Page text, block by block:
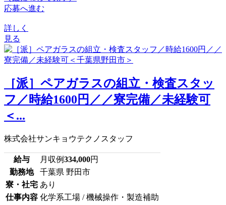
応募へ進む
詳しく
見る
［派］ペアガラスの組立・検査スタッ
フ／時給1600円／／寮完備／未経験可
＜...
株式会社サンキョウテクノスタッフ
給与 月収例334,000円
勤務地
千葉県 野田市
寮・社宅 あり
仕事内容 化学系工場 / 機械操作・製造補助